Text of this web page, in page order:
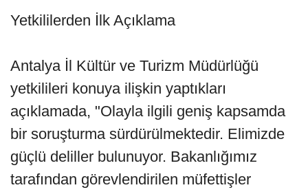
Yetkililerden İlk Açıklama
Antalya İl Kültür ve Turizm Müdürlüğü
yetkilileri konuya ilişkin yaptıkları
açıklamada, "Olayla ilgili geniş kapsamda
bir soruşturma sürdürülmektedir. Elimizde
güçlü deliller bulunuyor. Bakanlığımız
tarafından görevlendirilen müfettişler